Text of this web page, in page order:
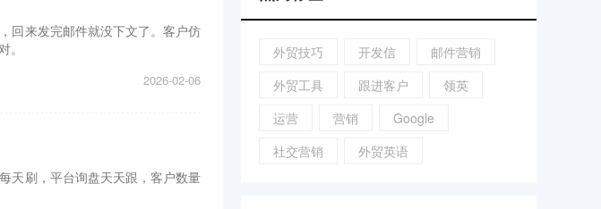
回来发完邮件就没下文了。客户仿
2026-02-06
天刷，平台询盘天天跟，客户数量
外贸技巧 开发信
邮件营销
外贸工具
跟进客户
领英
运营
营销
Google
社交营销
外贸英语